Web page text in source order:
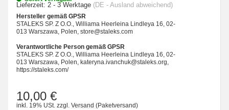
Lieferzeit: 2 - 3 Werktage (DE - Ausland abweichend)
Hersteller gemäß GPSR
STALEKS SP. Z O.O., Williama Heerleina Lindleya 16, 02-
013 Warszawa, Polen, store@staleks.com
Verantwortliche Person gemäß GPSR
STALEKS SP. Z O.O., Williama Heerleina Lindleya 16, 02-
013 Warszawa, Polen, kateryna.ivanchuk@staleks.org,
https://staleks.com/
10,00 €
inkl. 19% USt. zzgl. Versand (Paketversand)